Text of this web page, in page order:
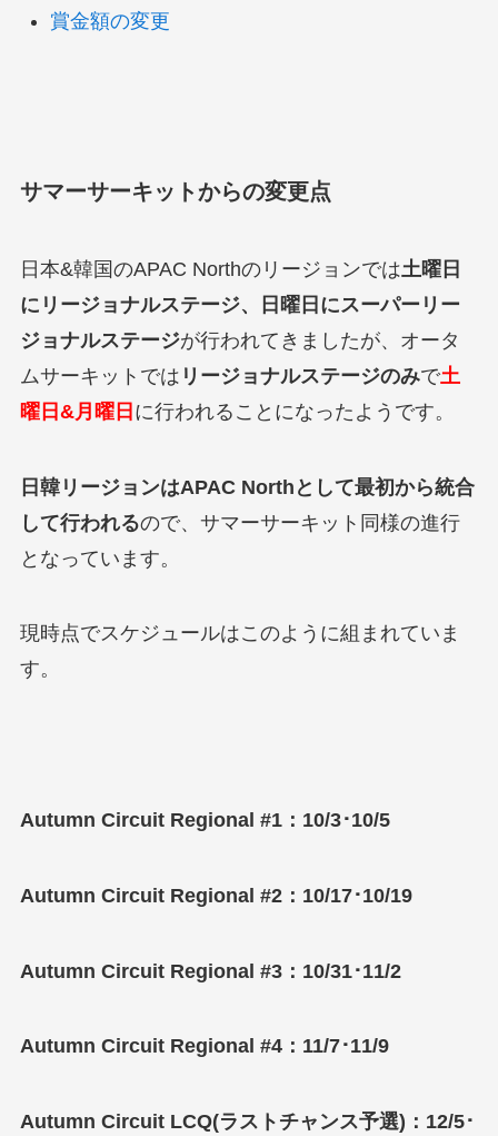
賞金額の変更
サマーサーキットからの変更点
日本&韓国のAPAC Northのリージョンでは土曜日
にリージョナルステージ、日曜日にスーパーリー
ジョナルステージが行われてきましたが、オータ
ムサーキットでは リージョナルステージのみで土
曜日&月曜日 に行われることになったようです。
日韓リージョンはAPAC Northとして最初から統合
して行われるので、サマーサーキット同様の進行
となっています。
現時点でスケジュールはこのように組まれていま
す。
Autumn Circuit Regional #1：10/3･10/5
Autumn Circuit Regional #2：10/17･10/19
Autumn Circuit Regional #3：10/31･11/2
Autumn Circuit Regional #4：11/7･11/9
Autumn Circuit LCQ(ラストチャンス予選)：12/5･